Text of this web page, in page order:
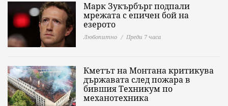
Марк Зукърбърг подпали
мрежата с епичен бой на
езерото
Любопитно Преди 7 часа
Кметът на Монтана критикува
държавата след пожара в
бившия Техникум по
механотехника